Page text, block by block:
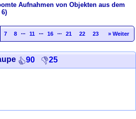
Aufnahmen von Objekten aus dem
7 8 ... 11 ... 16 ... 21 22 23 » Weiter
90 25